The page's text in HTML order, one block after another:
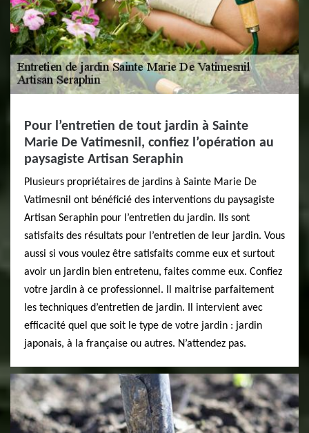
Pour l’entretien de tout jardin à Sainte
Marie De Vatimesnil, confiez l’opération au
paysagiste Artisan Seraphin
Plusieurs propriétaires de jardins à Sainte Marie De
Vatimesnil ont bénéficié des interventions du paysagiste
Artisan Seraphin pour l’entretien du jardin. Ils sont
satisfaits des résultats pour l’entretien de leur jardin. Vous
aussi si vous voulez être satisfaits comme eux et surtout
avoir un jardin bien entretenu, faites comme eux. Confiez
votre jardin à ce professionnel. Il maitrise parfaitement
les techniques d’entretien de jardin. Il intervient avec
efficacité quel que soit le type de votre jardin : jardin
japonais, à la française ou autres. N’attendez pas.